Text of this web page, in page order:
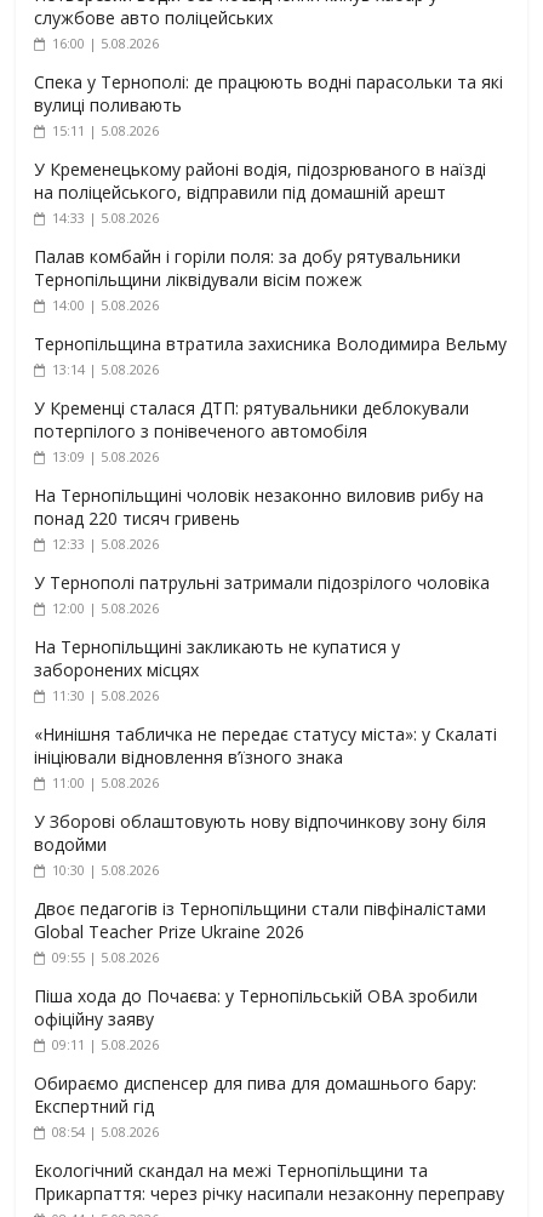
службове авто поліцейських
16:00 | 5.08.2026
Спека у Тернополі: де працюють водні парасольки та які
вулиці поливають
15:11 | 5.08.2026
У Кременецькому районі водія, підозрюваного в наїзді
на поліцейського, відправили під домашній арешт
14:33 | 5.08.2026
Палав комбайн і горіли поля: за добу рятувальники
Тернопільщини ліквідували вісім пожеж
14:00 | 5.08.2026
Тернопільщина втратила захисника Володимира Вельму
13:14 | 5.08.2026
У Кременці сталася ДТП: рятувальники деблокували
потерпілого з понівеченого автомобіля
13:09 | 5.08.2026
На Тернопільщині чоловік незаконно виловив рибу на
понад 220 тисяч гривень
12:33 | 5.08.2026
У Тернополі патрульні затримали підозрілого чоловіка
12:00 | 5.08.2026
На Тернопільщині закликають не купатися у
заборонених місцях
11:30 | 5.08.2026
«Нинішня табличка не передає статусу міста»: у Скалаті
ініціювали відновлення в’їзного знака
11:00 | 5.08.2026
У Зборові облаштовують нову відпочинкову зону біля
водойми
10:30 | 5.08.2026
Двоє педагогів із Тернопільщини стали півфіналістами
Global Teacher Prize Ukraine 2026
09:55 | 5.08.2026
Піша хода до Почаєва: у Тернопільській ОВА зробили
офіційну заяву
09:11 | 5.08.2026
Обираємо диспенсер для пива для домашнього бару:
Експертний гід
08:54 | 5.08.2026
Екологічний скандал на межі Тернопільщини та
Прикарпаття: через річку насипали незаконну переправу